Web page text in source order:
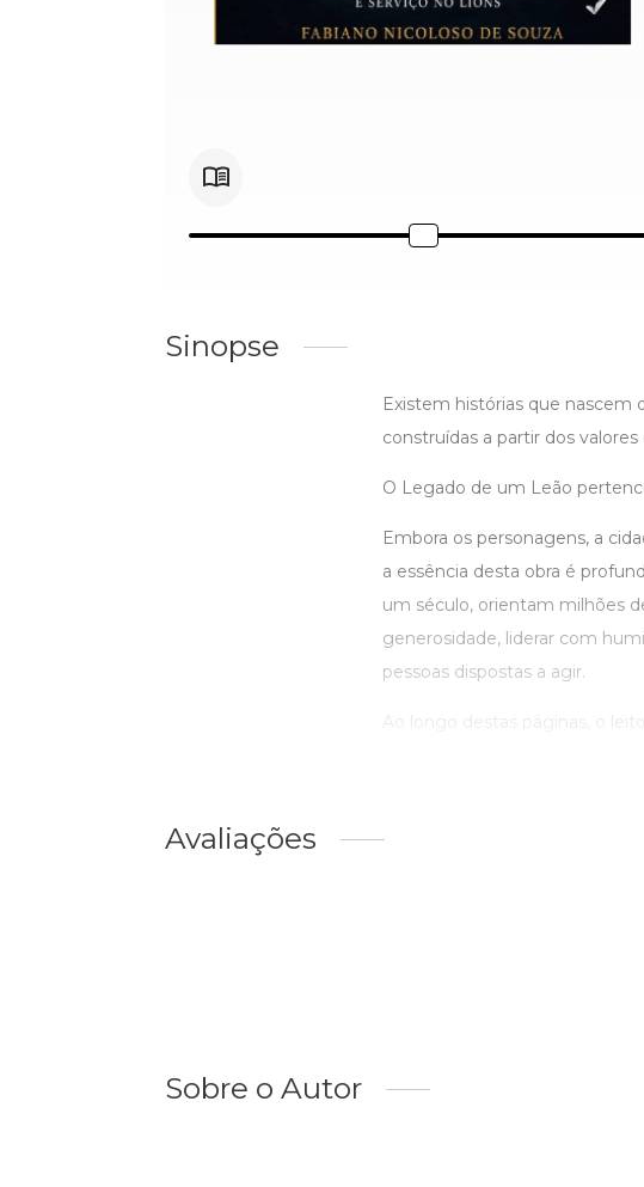
Sinopse
Existem histórias que nascem
construídas a partir dos
O Legado de um Leão
Embora os personagens, a
a essência desta obra é
um século, orientam milhões
generosidade, liderar com
pessoas dispostas a agir.
Ao longo destas páginas, o
Avaliações
Sobre o Autor